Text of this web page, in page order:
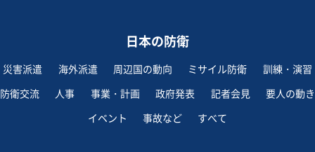
日本の防衛
災害派遣 海外派遣 周辺国の動向 ミサイル防衛
訓練・演習
防衛交流
人事 事業・計画 政府発表 記者会見
要人の動き
イベント
事故など すべて